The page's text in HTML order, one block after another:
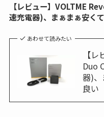
【レビュー】VOLTME
速充電器)、まぁまぁ安く
あわせて読みたい
【
Duo
器)、
良い